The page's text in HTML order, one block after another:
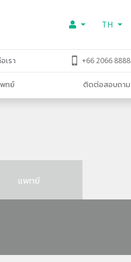
TH
เรา +66 2066 8888
ทย์ ติดต่อสอบถาม
แพทย์